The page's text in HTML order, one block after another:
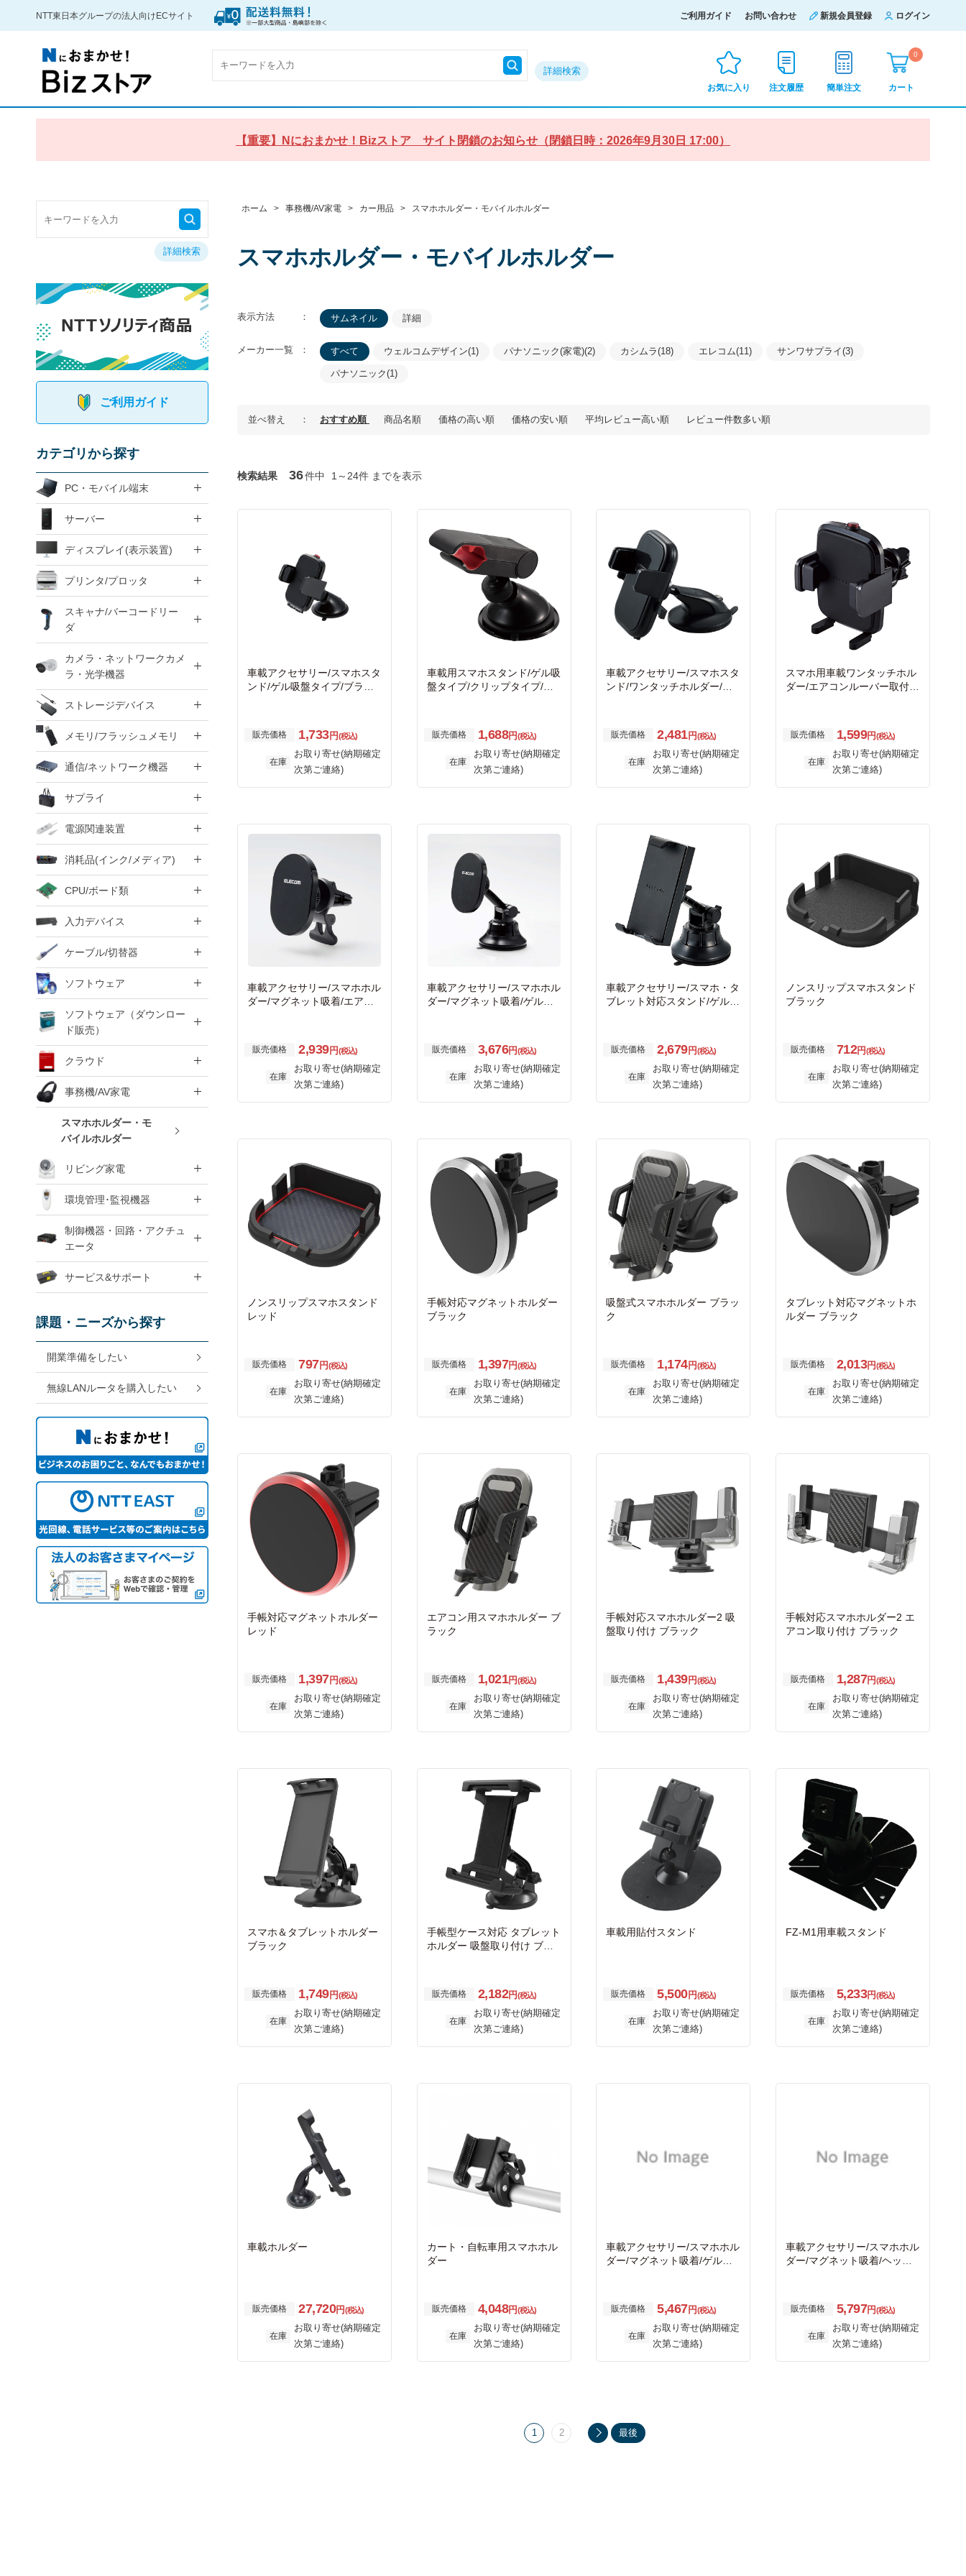
NTT東日本グループの法人向けECサイト ご利用ガイド お問い合わせ 新規会員登録 ログイン
詳細検索
お気に入り 注文履歴 簡単注文
0
カート
【重要】Nにおまかせ！Bizストア サイト閉鎖のお知らせ（閉鎖日時：2026年9月30日 17:00）
ホーム > 事務機/AV家電 > カー用品 > スマホホルダー・モバイルホルダー
スマホホルダー・モバイルホルダー
表示方法 サムネイル 詳細
メーカー一覧 すべて ウェルコムデザイン(1) パナソニック(家電)(2) カシムラ(18) エレコム(11) サンワサプライ(3)
パナソニック(1)
並べ替え おすすめ順 商品名順 価格の高い順 価格の安い順 平均レビュー高い順 レビュー件数多い順
検索結果 36件中 1～24件 までを表示
車載アクセサリー/スマホスタ
ンド/ゲル吸盤タイプ/ブラッ
販売価格 1,733円(税込)
在庫
お取り寄せ(納期確定
次第ご連絡)
車載用スマホスタンド/ゲル吸
盤タイプ/クリップタイプ/ブ
販売価格 1,688円(税込)
在庫
お取り寄せ(納期確定
次第ご連絡)
車載アクセサリー/スマホスタ
ンド/ワンタッチホルダー/ゲ
販売価格 2,481円(税込)
在庫
お取り寄せ(納期確定
次第ご連絡)
スマホ用車載ワンタッチホル
ダー/エアコンルーバー取付タ
販売価格 1,599円(税込)
在庫
お取り寄せ(納期確定
次第ご連絡)
車載アクセサリー/スマホホル
ダー/マグネット吸着/エアコ
販売価格 2,939円(税込)
在庫
お取り寄せ(納期確定
次第ご連絡)
車載アクセサリー/スマホホル
ダー/マグネット吸着/ゲル吸
販売価格 3,676円(税込)
在庫
お取り寄せ(納期確定
次第ご連絡)
車載アクセサリー/スマホ・タ
ブレット対応スタンド/ゲル吸
販売価格 2,679円(税込)
在庫
お取り寄せ(納期確定
次第ご連絡)
ノンスリップスマホスタンド
ブラック
販売価格 712円(税込)
在庫
お取り寄せ(納期確定
次第ご連絡)
ノンスリップスマホスタンド
レッド
販売価格 797円(税込)
在庫
お取り寄せ(納期確定
次第ご連絡)
手帳対応マグネットホルダー
ブラック
販売価格 1,397円(税込)
在庫
お取り寄せ(納期確定
次第ご連絡)
吸盤式スマホホルダー ブラッ
ク
販売価格 1,174円(税込)
在庫
お取り寄せ(納期確定
次第ご連絡)
タブレット対応マグネットホ
ルダー ブラック
販売価格 2,013円(税込)
在庫
お取り寄せ(納期確定
次第ご連絡)
手帳対応マグネットホルダー
レッド
販売価格 1,397円(税込)
在庫
お取り寄せ(納期確定
次第ご連絡)
エアコン用スマホホルダー ブ
ラック
販売価格 1,021円(税込)
在庫
お取り寄せ(納期確定
次第ご連絡)
手帳対応スマホホルダー2 吸
盤取り付け ブラック
販売価格 1,439円(税込)
在庫
お取り寄せ(納期確定
次第ご連絡)
手帳対応スマホホルダー2 エ
アコン取り付け ブラック
販売価格 1,287円(税込)
在庫
お取り寄せ(納期確定
次第ご連絡)
スマホ＆タブレットホルダー
ブラック
販売価格 1,749円(税込)
在庫
お取り寄せ(納期確定
次第ご連絡)
手帳型ケース対応 タブレット
ホルダー 吸盤取り付け ブラ
販売価格 2,182円(税込)
在庫
お取り寄せ(納期確定
次第ご連絡)
車載用貼付スタンド
販売価格 5,500円(税込)
在庫
お取り寄せ(納期確定
次第ご連絡)
FZ-M1用車載スタンド
販売価格 5,233円(税込)
在庫
お取り寄せ(納期確定
次第ご連絡)
車載ホルダー
販売価格 27,720円(税込)
在庫
お取り寄せ(納期確定
次第ご連絡)
カート・自転車用スマホホル
ダー
販売価格 4,048円(税込)
在庫
お取り寄せ(納期確定
次第ご連絡)
車載アクセサリー/スマホホル
ダー/マグネット吸着/ゲル吸
販売価格 5,467円(税込)
在庫
お取り寄せ(納期確定
次第ご連絡)
車載アクセサリー/スマホホル
ダー/マグネット吸着/ヘッド
販売価格 5,797円(税込)
在庫
お取り寄せ(納期確定
次第ご連絡)
1 2 最後
詳細検索
ご利用ガイド
カテゴリから探す
PC・モバイル端末
サーバー
ディスプレイ(表示装置)
プリンタ/プロッタ
スキャナ/バーコードリー
ダ
カメラ・ネットワークカメ
ラ・光学機器
ストレージデバイス
メモリ/フラッシュメモリ
通信/ネットワーク機器
サプライ
電源関連装置
消耗品(インク/メディア)
CPU/ボード類
入力デバイス
ケーブル/切替器
ソフトウェア
ソフトウェア（ダウンロー
ド販売）
クラウド
事務機/AV家電
スマホホルダー・モ
バイルホルダー
リビング家電
環境管理･監視機器
制御機器・回路・アクチュ
エータ
サービス&サポート
課題・ニーズから探す
開業準備をしたい
無線LANルータを購入したい